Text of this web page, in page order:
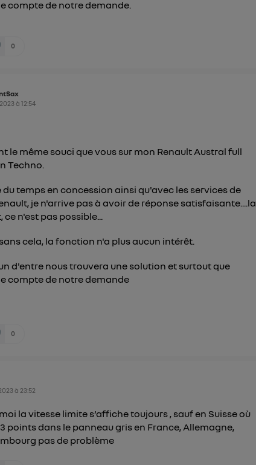
compte de notre demande.
0
à12:54
le même souci que vous sur mon Renault Austral full
Techno.
du temps en concession ainsi qu'avec les services de
je n'arrive pas à avoir de réponse satisfaisante....la
n'est pas possible...
cela, la fonction n'a plus aucun intérêt.
d'entre nous trouvera une solution et surtout que
compte de notre demande
0
à 23:52
la vitesse limite s‘affiche toujours , sauf en Suisse où
points dans le panneau gris en France, Allemagne,
pas de problème
tout moment retirer ce consentement sur